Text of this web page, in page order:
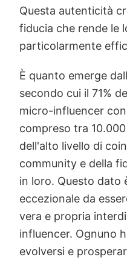
Questa autenticità
fiducia che rende le
particolarmente
È quanto emerge
secondo cui il 71%
micro-influencer
compreso tra
dell'alto livello di
community e della
in loro. Questo dato
eccezionale da
vera e propria
influencer. Ognuno
evolversi e